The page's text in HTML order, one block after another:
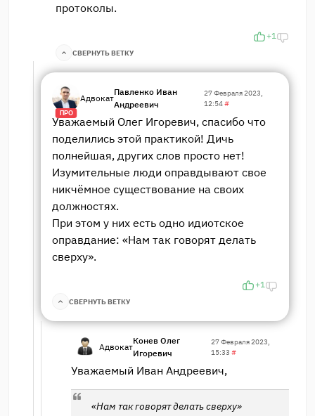
протоколы.
+1
СВЕРНУТЬ ВЕТКУ
ПРО
Адвокат
Павленко Иван
Андреевич
27 Февраля 2023,
12:54#
Уважаемый Олег Игоревич, спасибо что
поделились этой практикой! Дичь
полнейшая, других слов просто нет!
Изумительные люди оправдывают свое
никчёмное существование на своих
должностях.
При этом у них есть одно идиотское
оправдание: «Нам так говорят делать
сверху».
+1
СВЕРНУТЬ ВЕТКУ
Адвокат
Конев Олег
Игоревич
27 Февраля 2023,
15:33 #
Уважаемый Иван Андреевич,
«Нам так говорят делать сверху»